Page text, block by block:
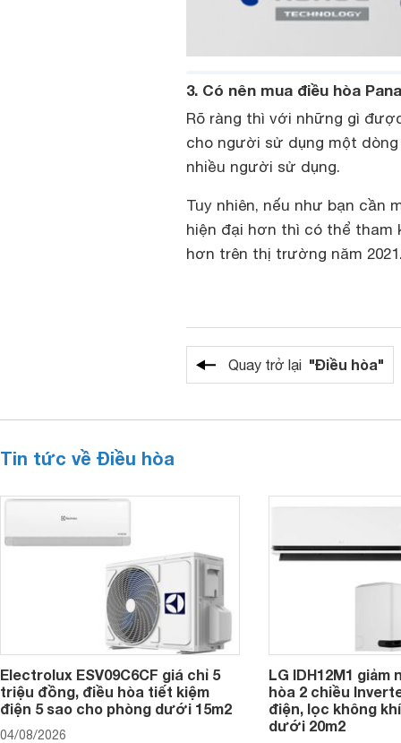
3. Có nên mua điều hòa
Rõ ràng thì với những gì
cho người sử dụng một
nhiều người sử dụng.
Tuy nhiên, nếu như bạn cần
hiện đại hơn thì có thể tham
hơn trên thị trường năm
Quay trở lại "Điều hòa"
Tin tức về Điều hòa
Electrolux ESV09C6CF giá chỉ 5
triệu đồng, điều hòa tiết kiệm
điện 5 sao cho phòng dưới 15m2
04/08/2026
LG IDH12M1 giảm
hòa 2 chiều
điện, lọc không
dưới 20m2